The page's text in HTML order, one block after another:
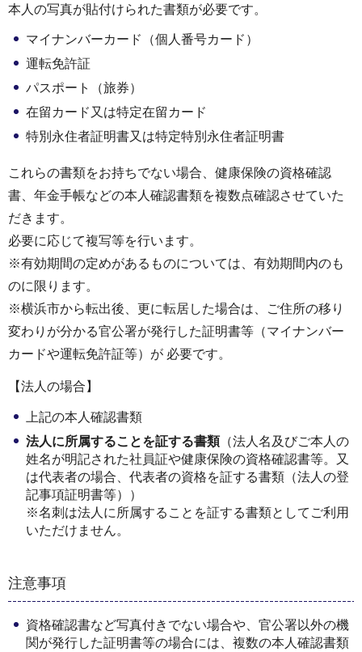
本人の写真が貼付けられた書類が必要です。
マイナンバーカード（個人番号カード）
運転免許証
パスポート（旅券）
在留カード又は特定在留カード
特別永住者証明書又は特定特別永住者証明書
これらの書類をお持ちでない場合、健康保険の資格確認
書、年金手帳などの本人確認書類を複数点確認させていた
だきます。
必要に応じて複写等を行います。
※有効期間の定めがあるものについては、有効期間内のも
のに限ります。
※横浜市から転出後、更に転居した場合は、ご住所の移り
変わりが分かる官公署が発行した証明書等（マイナンバー
カードや運転免許証等）が 必要です。
【法人の場合】
上記の本人確認書類
法人に所属することを証する書類（法人名及びご本人の
姓名が明記された社員証や健康保険の資格確認書等。又
は代表者の場合、代表者の資格を証する書類（法人の登
記事項証明書等））
※名刺は法人に所属することを証する書類としてご利用
いただけません。
注意事項
資格確認書など写真付きでない場合や、官公署以外の機
関が発行した証明書等の場合には、複数の本人確認書類